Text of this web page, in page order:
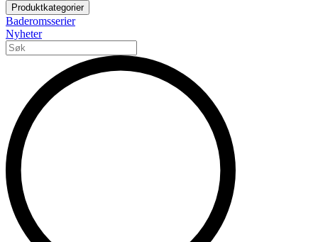
Produktkategorier
Baderomsserier
Nyheter